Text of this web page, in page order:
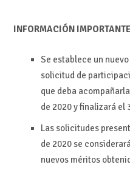
INFORMACIÓN
Se establece un
solicitud de
que deba
de 2020 y finalizará el
Las solicitudes
de 2020 se
nuevos méritos